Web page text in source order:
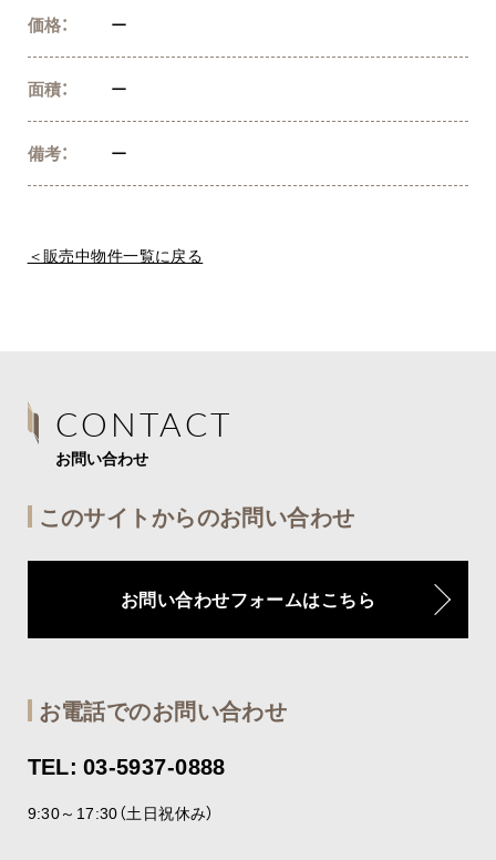
価格： ー
面積： ー
備考： ー
＜販売中物件一覧に戻る
CONTACT
お問い合わせ
このサイトからのお問い合わせ
お問い合わせフォームはこちら
お電話でのお問い合わせ
TEL: 03-5937-0888
9:30～17:30（土日祝休み）